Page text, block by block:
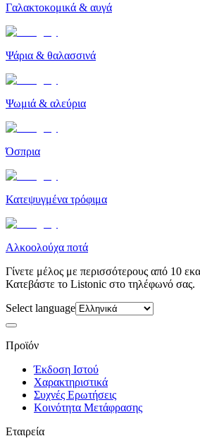
Γαλακτοκομικά & αυγά
Ψάρια & θαλασσινά
Ψωμιά & αλεύρια
Όσπρια
Κατεψυγμένα τρόφιμα
Αλκοολούχα ποτά
Γίνετε μέλος με περισσότερους από 10
Κατεβάστε το Listonic στο τηλέφωνό σας.
Select language
Προϊόν
Έκδοση Ιστού
Χαρακτηριστικά
Συχνές Ερωτήσεις
Κοινότητα Μετάφρασης
Εταιρεία